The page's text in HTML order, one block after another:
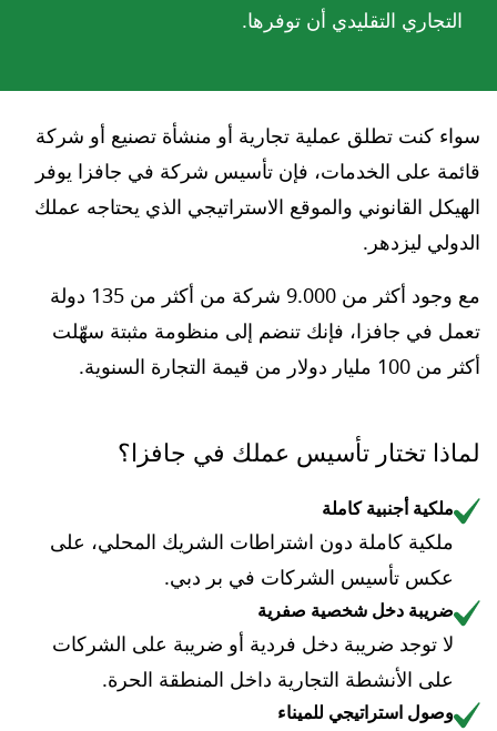
التجاري التقليدي أن توفرها.
سواء كنت تطلق عملية تجارية أو منشأة تصنيع أو شركة
قائمة على الخدمات، فإن تأسيس شركة في جافزا يوفر
الهيكل القانوني والموقع الاستراتيجي الذي يحتاجه عملك
الدولي ليزدهر.
مع وجود أكثر من 9.000 شركة من أكثر من 135 دولة
تعمل في جافزا، فإنك تنضم إلى منظومة مثبتة سهّلت
أكثر من 100 مليار دولار من قيمة التجارة السنوية.
لماذا تختار تأسيس عملك في جافزا؟
ملكية أجنبية كاملة
ملكية كاملة دون اشتراطات الشريك المحلي، على
عكس تأسيس الشركات في بر دبي.
ضريبة دخل شخصية صفرية
لا توجد ضريبة دخل فردية أو ضريبة على الشركات
على الأنشطة التجارية داخل المنطقة الحرة.
وصول استراتيجي للميناء